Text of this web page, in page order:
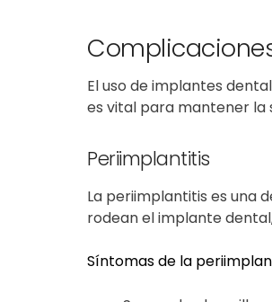
Eluso de implantes
es vital para mantener la
Periimplantitis
La periimplantitis es una
rodean el implante
Síntomas de la